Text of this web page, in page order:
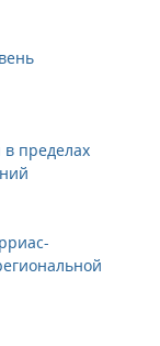
пределах